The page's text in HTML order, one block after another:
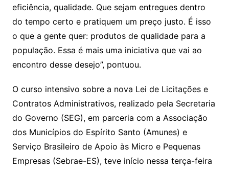
eficiência, qualidade. Que sejam entregues dentro
do tempo certo e pratiquem um preço justo. É isso
o que a gente quer: produtos de qualidade para a
população. Essa é mais uma iniciativa que vai ao
encontro desse desejo”, pontuou.
O curso intensivo sobre a nova Lei de Licitações e
Contratos Administrativos, realizado pela Secretaria
do Governo (SEG), em parceria com a Associação
dos Municípios do Espírito Santo (Amunes) e
Serviço Brasileiro de Apoio às Micro e Pequenas
Empresas (Sebrae-ES), teve início nessa terça-feira